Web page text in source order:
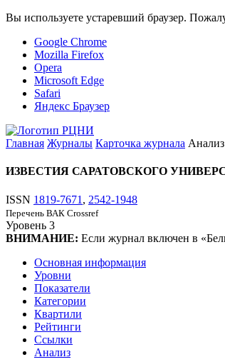
Вы используете устаревший браузер.
Google Chrome
Mozilla Firefox
Opera
Microsoft Edge
Safari
Яндекс Браузер
Главная Журналы Карточка журнала Анализ
ИЗВЕСТИЯ САРАТОВСКОГО
ISSN 1819-7671 , 2542-1948
Перечень ВАК Crossref
Уровень 3
ВНИМАНИЕ: Если журнал включен в
Основная информация
Уровни
Показатели
Категории
Квартили
Рейтинги
Ссылки
Анализ